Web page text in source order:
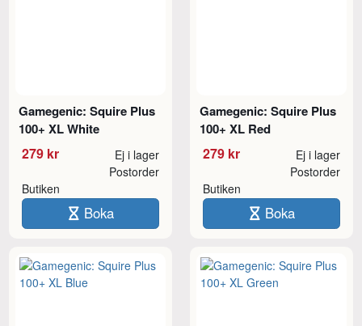
Gamegenic: Squire Plus
100+ XL White
279 kr Ej i lager
Butiken
Postorder
Boka
Gamegenic: Squire Plus
100+ XL Red
279 kr Ej i lager
Butiken
Postorder
Boka